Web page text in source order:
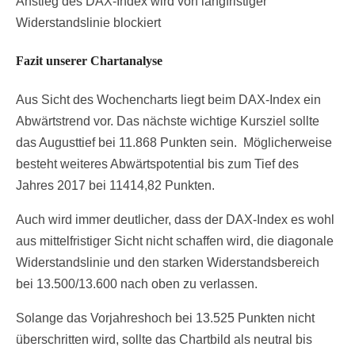
Widerstandslinie blockiert
Fazit unserer Chartanalyse
Aus Sicht des Wochencharts liegt beim DAX-Index ein
Abwärtstrend vor. Das nächste wichtige Kursziel sollte
das Augusttief bei 11.868 Punkten sein. Möglicherweise
besteht weiteres Abwärtspotential bis zum Tief des
Jahres 2017 bei 11414,82 Punkten.
Auch wird immer deutlicher, dass der DAX-Index es wohl
aus mittelfristiger Sicht nicht schaffen wird, die diagonale
Widerstandslinie und den starken Widerstandsbereich
bei 13.500/13.600 nach oben zu verlassen.
Solange das Vorjahreshoch bei 13.525 Punkten nicht
überschritten wird, sollte das Chartbild als neutral bis